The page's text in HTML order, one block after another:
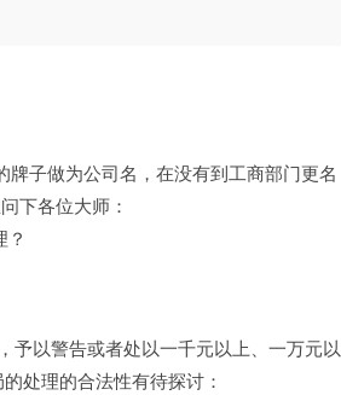
牌子做为公司名，在没有到工商部门更名
下各位大师：
？
予以警告或者处以一千元以上、一万元以
处理的合法性有待探讨：